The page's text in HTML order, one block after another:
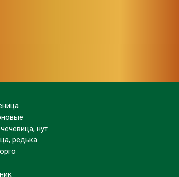
нут
редька